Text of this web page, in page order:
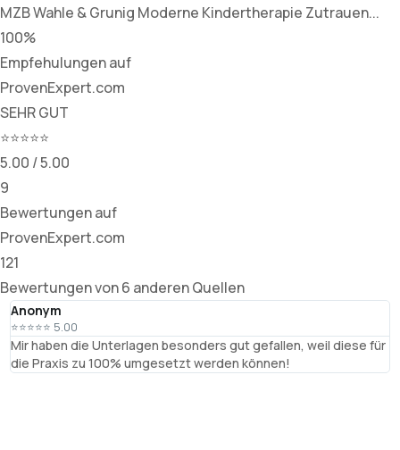
MZB Wahle & Grunig Moderne Kindertherapie Zutrauen...
100%
Empfehulungen auf
ProvenExpert.com
SEHR GUT
⭐⭐⭐⭐⭐
5.00 / 5.00
9
Bewertungen auf
ProvenExpert.com
121
Bewertungen von 6 anderen Quellen
Anonym
⭐⭐⭐⭐⭐ 5.00
Mir haben die Unterlagen besonders gut gefallen, weil diese für
die Praxis zu 100% umgesetzt werden können!